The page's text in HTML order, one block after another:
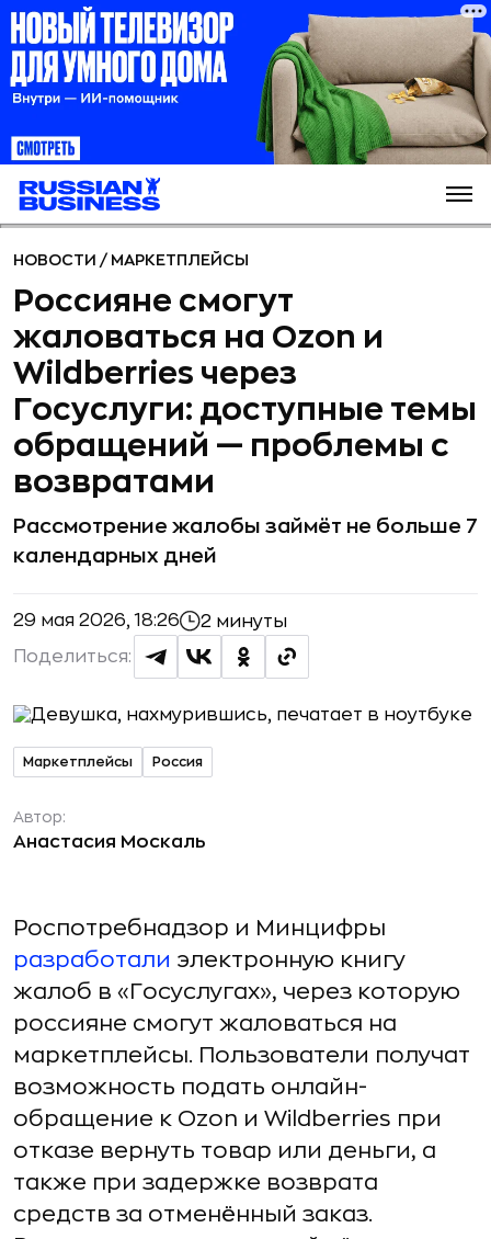
НОВОСТИ / МАРКЕТПЛЕЙСЫ
Россияне смогут
жаловаться на Ozon и
Wildberries через
Госуслуги: доступные темы
обращений — проблемы с
возвратами
Рассмотрение жалобы займёт не больше 7
календарных дней
29 мая 2026, 18:26 2 минуты
Поделиться:
Маркетплейсы Россия
Автор:
Анастасия Москаль
Роспотребнадзор и Минцифры
разработали электронную книгу
жалоб в «Госуслугах», через которую
россияне смогут жаловаться на
маркетплейсы. Пользователи получат
возможность подать онлайн-
обращение к Ozon и Wildberries при
отказе вернуть товар или деньги, а
также при задержке возврата
средств за отменённый заказ.